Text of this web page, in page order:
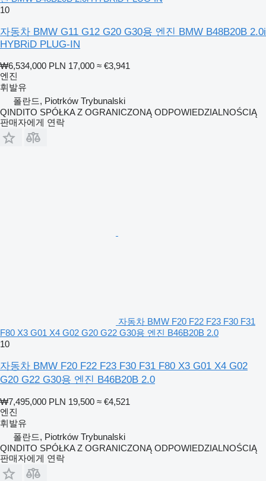
10
자동차 BMW G11 G12 G20 G30용 엔진 BMW B48B20B 2.0i
HYBRiD PLUG-IN
₩6,534,000 PLN 17,000 ≈ €3,941
엔진
휘발유
폴란드, Piotrków Trybunalski
QINDITO SPÓŁKA Z OGRANICZONĄ ODPOWIEDZIALNOŚCIĄ
판매자에게 연락
자동차 BMW F20 F22 F23 F30 F31
F80 X3 G01 X4 G02 G20 G22 G30용 엔진 B46B20B 2.0
10
자동차 BMW F20 F22 F23 F30 F31 F80 X3 G01 X4 G02
G20 G22 G30용 엔진 B46B20B 2.0
₩7,495,000 PLN 19,500 ≈ €4,521
엔진
휘발유
폴란드, Piotrków Trybunalski
QINDITO SPÓŁKA Z OGRANICZONĄ ODPOWIEDZIALNOŚCIĄ
판매자에게 연락